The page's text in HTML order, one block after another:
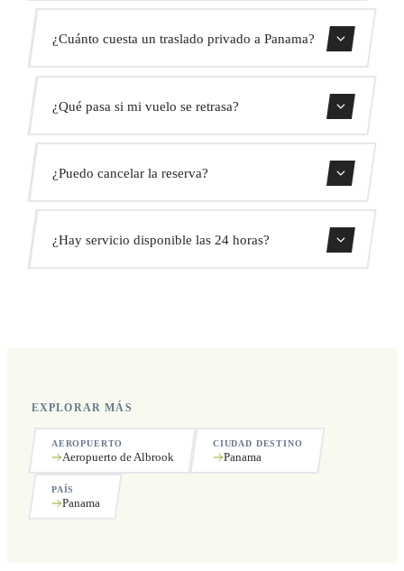
¿Cuánto cuesta un traslado privado a Panama?
Usa nuestro formulario de reserva para obtener un precio
fijo al instante. Sin cargos ocultos.
¿Qué pasa si mi vuelo se retrasa?
conductor ajustará automáticamente la hora de recogida
sin coste adicional.
¿Puedo cancelar la reserva?
recogida.
¿Hay servicio disponible las 24 horas?
EXPLORAR MÁS
AEROPUERTO
Aeropuerto de Albrook
CIUDAD DESTINO
Panama
PAÍS
Panama